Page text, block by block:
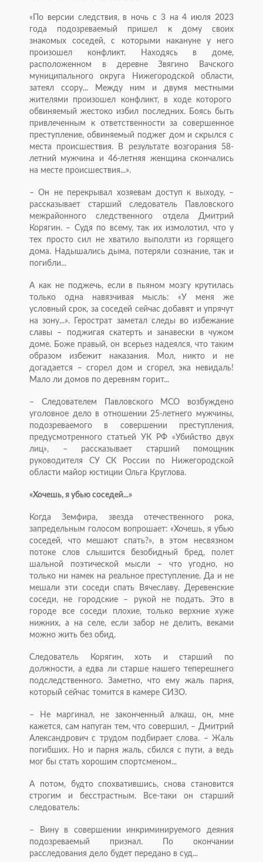
«По версии следствия, в ночь с 3 на 4 июля 2023
года подозреваемый пришел к дому своих
знакомых соседей, с которыми накануне у него
произошел конфликт. Находясь в доме,
расположенном в деревне Звягино Вачского
муниципального округа Нижегородской области,
затеял ссору... Между ним и двумя местными
жителями произошел конфликт, в ходе которого
обвиняемый жестоко избил последних. Боясь быть
привлеченным к ответственности за совершенное
преступление, обвиняемый поджег дом и скрылся с
места происшествия. В результате возгорания 58-
летний мужчина и 46-летняя женщина скончались
на месте происшествия...».
– Он не перекрывал хозяевам доступ к выходу, –
рассказывает старший следователь Павловского
межрайонного следственного отдела Дмитрий
Корягин. – Судя по всему, так их измолотил, что у
тех просто сил не хватило выползти из горящего
дома. Надышались дыма, потеряли сознание, так и
погибли...
А как не поджечь, если в пьяном мозгу крутилась
только одна навязчивая мысль: «У меня же
условный срок, за соседей сейчас добавят и упрячут
на зону...». Герострат заметал следы во избежание
славы – поджигая скатерть и занавески в чужом
доме. Боже правый, он всерьез надеялся, что таким
образом избежит наказания. Мол, никто и не
догадается – сгорел дом и сгорел, эка невидаль!
Мало ли домов по деревням горит...
– Следователем Павловского МСО возбуждено
уголовное дело в отношении 25-летнего мужчины,
подозреваемого в совершении преступления,
предусмотренного статьей УК РФ «Убийство двух
лиц», – рассказывает старший помощник
руководителя СУ СК России по Нижегородской
области майор юстиции Ольга Круглова.
«Хочешь, я убью соседей...»
Когда Земфира, звезда отечественного рока,
запредельным голосом вопрошает: «Хочешь, я убью
соседей, что мешают спать?», в этом несвязном
потоке слов слышится безобидный бред, полет
шальной поэтической мысли – что угодно, но
только ни намек на реальное преступление. Да и не
мешали эти соседи спать Вячеславу. Деревенские
соседи, не городские – рукой не подать. Это в
городе все соседи плохие, только верхние хуже
нижних, а на селе, если забор не делить, веками
можно жить без обид.
Следователь Корягин, хоть и старший по
должности, а едва ли старше нашего теперешнего
подследственного. Заметно, что ему жаль парня,
который сейчас томится в камере СИЗО.
– Не маргинал, не законченный алкаш, он, мне
кажется, сам напуган тем, что совершил, – Дмитрий
Александрович с трудом подбирает слова. – Жаль
погибших. Но и парня жаль, сбился с пути, а ведь
мог бы стать хорошим спортсменом...
А потом, будто спохватившись, снова становится
строгим и бесстрастным. Все-таки он старший
следователь:
– Вину в совершении инкриминируемого деяния
подозреваемый признал. По окончании
расследования дело будет передано в суд...